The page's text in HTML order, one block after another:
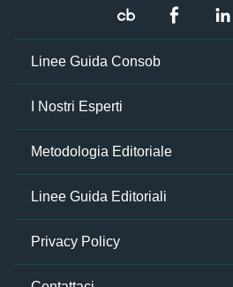
Linee Guida Consob
I Nostri Esperti
Metodologia Editoriale
Linee Guida Editoriali
Privacy Policy